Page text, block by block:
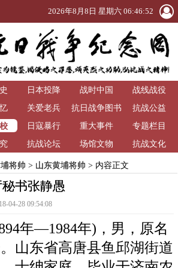
2026年8月8日 星期六 06:46:52
日本投降 战时中国
战线战役
关爱老兵
抗日战争图书
馆
抗战公益
日寇暴行 重大事件
专题栏目
抗战论坛 场馆文物 抗战文化
将帅 > 山东黄埔将帅 > 内容正文
书张静愚
04-28 09:54:08
年—1984年)，男，原名
山东省高唐县鱼邱湖街道